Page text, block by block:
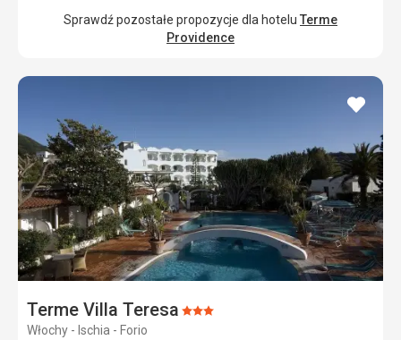
Sprawdź pozostałe propozycje dla hotelu Terme
Providence
Terme Villa Teresa Ocena:
Włochy - Ischia - Forio
dodaj